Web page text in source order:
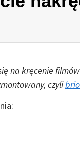
na kręcenie
czyli